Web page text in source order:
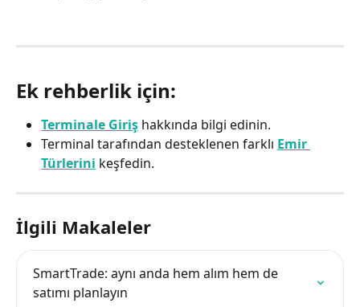
Ek rehberlik için:
Terminale Giriş hakkında bilgi edinin.
Terminal tarafından desteklenen farklı Emir
Türlerini keşfedin.
İlgili Makaleler
SmartTrade: aynı anda hem alım hem de
satımı planlayın